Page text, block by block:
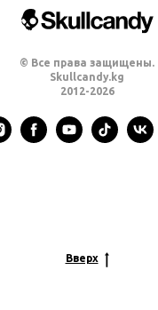
© Все права защищены.
Skullcandy.kg
2012-2026
Вверх